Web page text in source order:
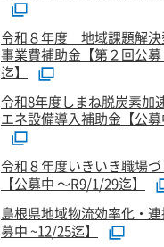
令和８年度 地域課題解決
事業費補助金【第２回公
迄】
令和8年度しまね脱炭素加
エネ設備導入補助金【公募
令和８年度いきいき職場
【公募中 ～R9/1/29迄】
島根県地域物流効率化・
募中 ~12/25迄】